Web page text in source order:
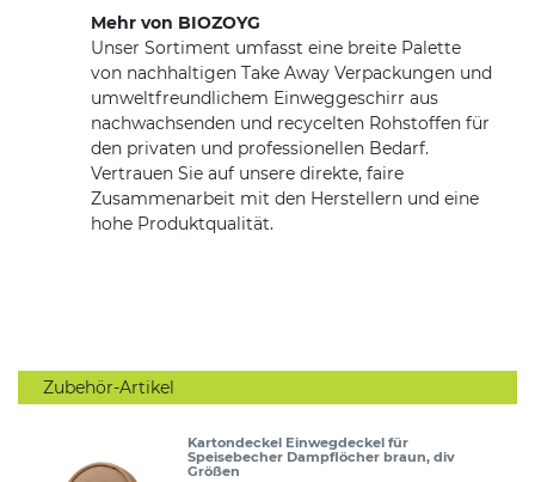
Mehr von BIOZOYG
Unser Sortiment umfasst eine breite Palette
von nachhaltigen Take Away Verpackungen und
umweltfreundlichem Einweggeschirr aus
nachwachsenden und recycelten Rohstoffen für
den privaten und professionellen Bedarf.
Vertrauen Sie auf unsere direkte, faire
Zusammenarbeit mit den Herstellern und eine
hohe Produktqualität.
Zubehör-Artikel
Kartondeckel Einwegdeckel für
Speisebecher Dampflöcher braun, div
Größen